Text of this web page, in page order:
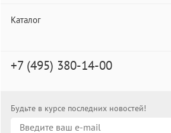
Каталог
+7 (495) 380-14-00
Будьте в курсе последних новостей!